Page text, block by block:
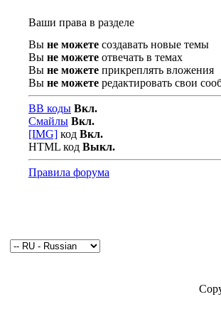
Ваши права в разделе
Вы не можете создавать новые темы
Вы не можете отвечать в темах
Вы не можете прикреплять вложения
Вы не можете редактировать свои
BB коды Вкл.
Смайлы Вкл.
[IMG] код Вкл.
HTML код Выкл.
Правила форума